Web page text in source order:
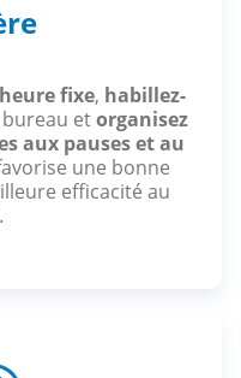
heure fixe, habillez-
etorganisez
aux pauses et au
une bonne
efficacité au